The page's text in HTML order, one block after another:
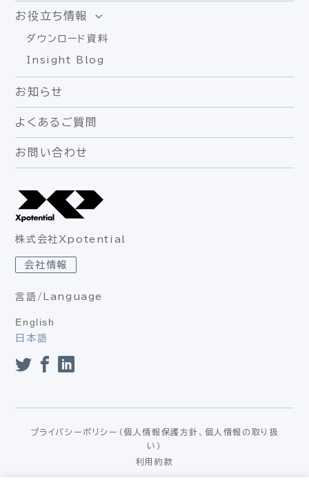
お役立ち情報
ダウンロード資料
Insight Blog
お知らせ
よくあるご質問
お問い合わせ
株式会社Xpotential
会社情報
言語/Language
English
日本語
プライバシーポリシー（個人情報保護方針、個人情報の取り扱
い）
利用約款